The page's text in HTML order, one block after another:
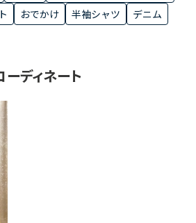
おでかけ 半袖シャツ デニム
ディネート